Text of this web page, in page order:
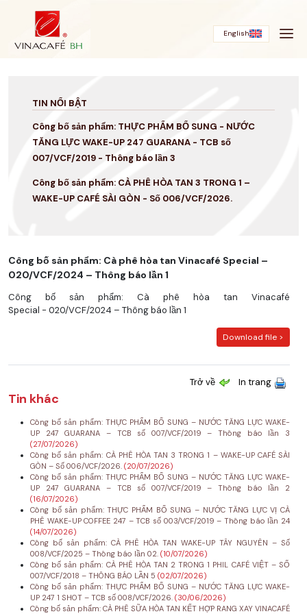
English
TIN NỔI BẬT
Công bố sản phẩm: THỰC PHẨM BỔ SUNG - NƯỚC
TĂNG LỰC WAKE-UP 247 GUARANA - TCB số
007/VCF/2019 - Thông báo lần 3
Công bố sản phẩm: CÀ PHÊ HÒA TAN 3 TRONG 1 –
WAKE-UP CAFÉ SÀI GÒN - Số 006/VCF/2026.
Công bố sản phẩm: Cà phê hòa tan Vinacafé Special –
020/VCF/2024 – Thông báo lần 1
Công bố sản phẩm: Cà phê hòa tan Vinacafé
Special - 020/VCF/2024 – Thông báo lần 1
Download file >
Trở về In trang
Tin khác
Công bố sản phẩm: THỰC PHẨM BỔ SUNG – NƯỚC TĂNG LỰC WAKE-
UP 247 GUARANA – TCB số 007/VCF/2019 – Thông báo lần 3
(27/07/2026)
Công bố sản phẩm: CÀ PHÊ HÒA TAN 3 TRONG 1 – WAKE-UP CAFÉ SÀI
GÒN – Số 006/VCF/2026. (20/07/2026)
Công bố sản phẩm: THỰC PHẨM BỔ SUNG – NƯỚC TĂNG LỰC WAKE-
UP 247 GUARANA – TCB số 007/VCF/2019 – Thông báo lần 2
(16/07/2026)
Công bố sản phẩm: THỰC PHẨM BỔ SUNG – NƯỚC TĂNG LỰC VỊ CÀ
PHÊ WAKE-UP COFFEE 247 – TCB số 003/VCF/2019 – Thông báo lần 24
(14/07/2026)
Công bố sản phẩm: CÀ PHÊ HÒA TAN WAKE-UP TÂY NGUYÊN – Số
008/VCF/2025 – Thông báo lần 02. (10/07/2026)
Công bố sản phẩm: CÀ PHÊ HÒA TAN 2 TRONG 1 PHIL CAFÉ VIỆT – SỐ
007/VCF/2018 – THÔNG BÁO LẦN 5 (02/07/2026)
Công bố sản phẩm: THỰC PHẨM BỔ SUNG – NƯỚC TĂNG LỰC WAKE-
UP 247 1 SHOT – TCB số 008/VCF/2026. (30/06/2026)
Công bố sản phẩm: CÀ PHÊ SỮA HÒA TAN KẾT HỢP RANG XAY VINACAFÉ